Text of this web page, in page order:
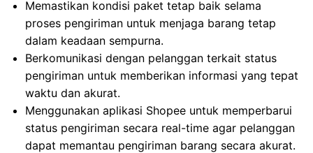
Memastikan kondisi paket tetap baik selama
proses pengiriman untuk menjaga barang tetap
dalam keadaan sempurna.
Berkomunikasi dengan pelanggan terkait status
pengiriman untuk memberikan informasi yang tepat
waktu dan akurat.
Menggunakan aplikasi Shopee untuk memperbarui
status pengiriman secara real-time agar pelanggan
dapat memantau pengiriman barang secara akurat.